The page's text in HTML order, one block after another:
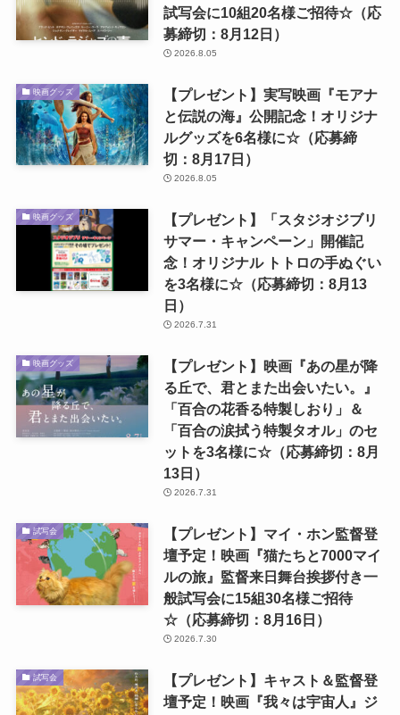
試写会に10組20名様ご招待☆（応
募締切：8月12日）
2026.8.05
映画グッズ
【プレゼント】実写映画『モアナ
と伝説の海』公開記念！オリジナ
ルグッズを6名様に☆（応募締
切：8月17日）
2026.8.05
映画グッズ
【プレゼント】「スタジオジブリ
サマー・キャンペーン」開催記
念！オリジナル トトロの手ぬぐい
を3名様に☆（応募締切：8月13
日）
2026.7.31
映画グッズ
【プレゼント】映画『あの星が降
る丘で、君とまた出会いたい。』
「百合の花香る特製しおり」＆
「百合の涙拭う特製タオル」のセ
ットを3名様に☆（応募締切：8月
13日）
2026.7.31
試写会
【プレゼント】マイ・ホン監督登
壇予定！映画『猫たちと7000マイ
ルの旅』監督来日舞台挨拶付き一
般試写会に15組30名様ご招待
☆（応募締切：8月16日）
2026.7.30
試写会
【プレゼント】キャスト＆監督登
壇予定！映画『我々は宇宙人』ジ